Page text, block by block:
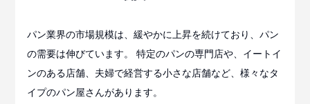
パン業界の市場規模は、緩やかに上昇を続けており、パン
の需要は伸びています。 特定のパンの専門店や、イートイ
ンのある店舗、夫婦で経営する小さな店舗など、様々なタ
イプのパン屋さんがあります。